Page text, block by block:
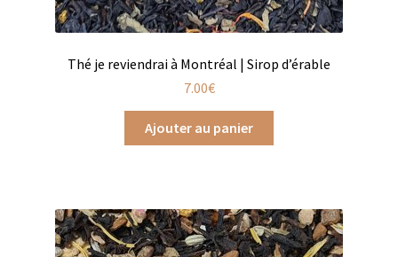
Cadeaux de naissance
Coloriages
Produits pour enfant à broder
Autour de bébé à broder
Thé je reviendrai à Montréal | Sirop d’érable
7.00€
Ajouter au panier